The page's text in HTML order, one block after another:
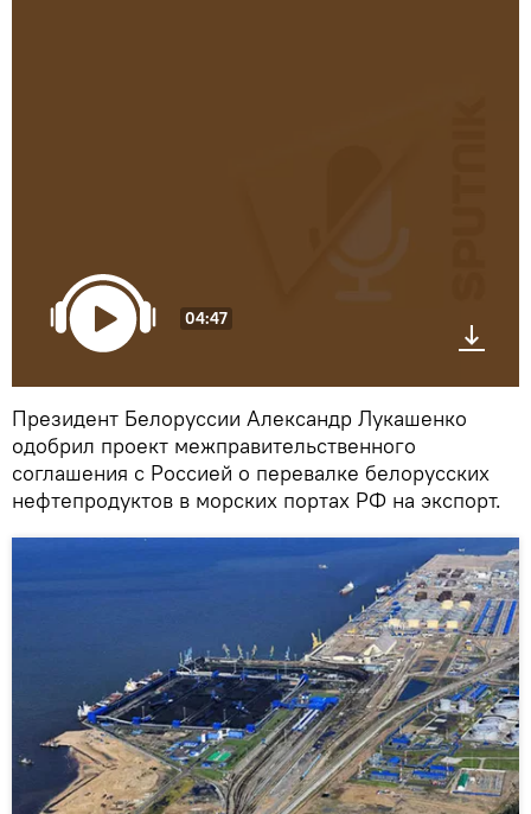
04:47
Президент Белоруссии Александр Лукашенко
одобрил проект межправительственного
соглашения с Россией о перевалке белорусских
нефтепродуктов в морских портах РФ на экспорт.